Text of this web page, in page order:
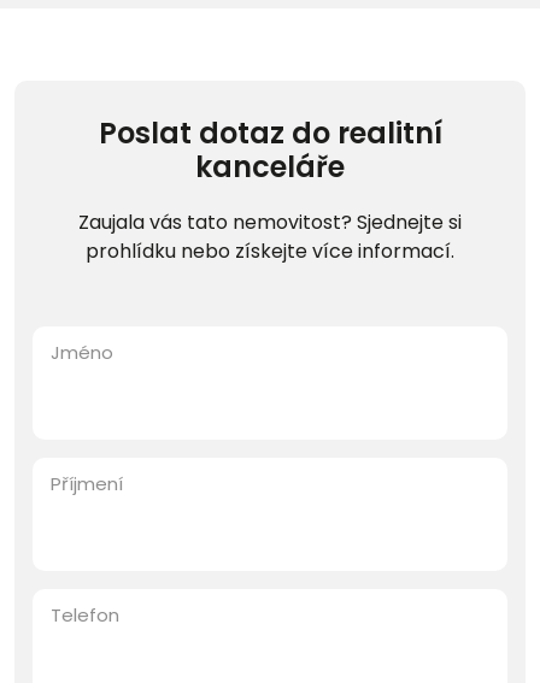
Poslat dotaz do realitní
kanceláře
Zaujala vás tato nemovitost? Sjednejte si
prohlídku nebo získejte více informací.
Jméno
Příjmení
Telefon